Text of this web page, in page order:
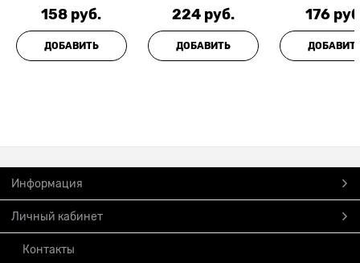
158 руб.
ДОБАВИТЬ
224 руб.
ДОБАВИТЬ
176
Информация
Личный кабинет
Контакты